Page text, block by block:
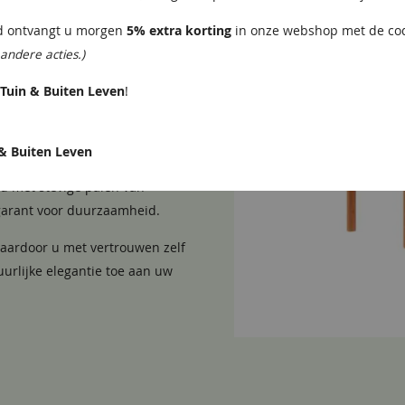
cm
breedtes.
onbehandeld Douglas hout.
is deze veranda
met stevige palen van
voor duurzaamheid.
u met vertrouwen zelf
elegantie toe aan uw
ontvangt u morgen 5% extra korting in onze webshop met de
acties.)
& Buiten Leven!
Buiten Leven